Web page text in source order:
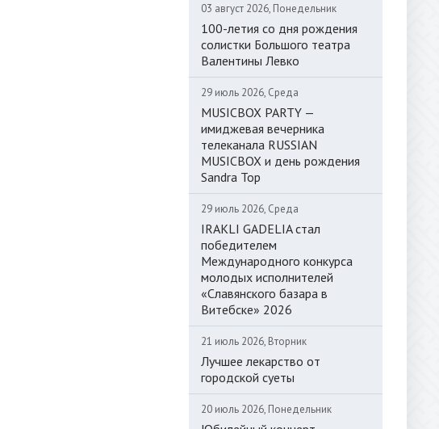
03 август 2026, Понедельник
100-летия со дня рождения
солистки Большого театра
Валентины Левко
29 июль 2026, Среда
MUSICBOX PARTY —
имиджевая вечерника
телеканала RUSSIAN
MUSICBOX и день рождения
Sandra Top
29 июль 2026, Среда
IRAKLI GADELIA стал
победителем
Международного конкурса
молодых исполнителей
«Славянского базара в
Витебске» 2026
21 июль 2026, Вторник
Лучшее лекарство от
городской суеты
20 июль 2026, Понедельник